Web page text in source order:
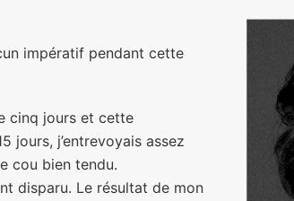
impératif pendant cette
cinq jours et cette
jours, j’entrevoyais assez
cou bien tendu.
disparu. Le résultat de mon